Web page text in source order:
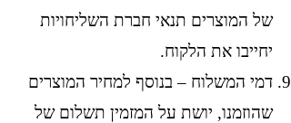
של המוצרים תנאי חברת השליחויות
יחייבו את הלקוח.
דמי המשלוח – בנוסף למחיר המוצרים
שהוזמנו, יושת על המזמין תשלום של